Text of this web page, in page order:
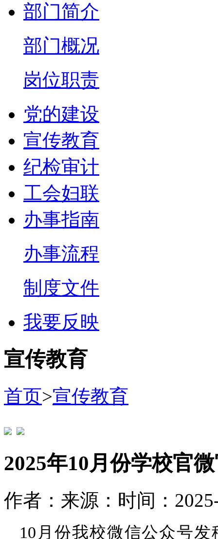
部门简介
部门概况
岗位职责
党的建设
宣传教育
纪检审计
工会妇联
办事指南
办事流程
制度文件
我要反映
宣传教育
首页>宣传教育
2025年10月份学校官
作者： 来源： 时间：
10月份我校微信公众号